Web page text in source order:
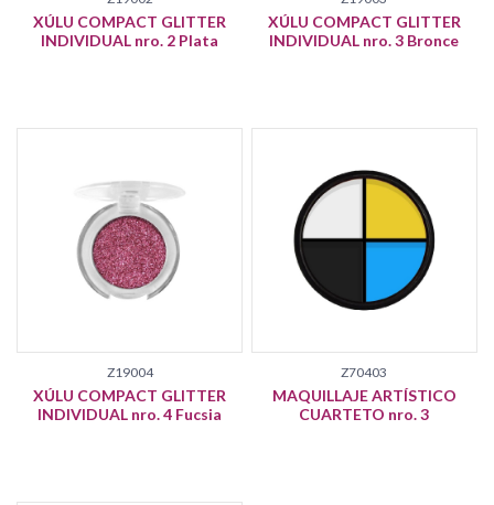
XÚLU COMPACT GLITTER
INDIVIDUAL nro. 2 Plata
XÚLU COMPACT GLITTER
INDIVIDUAL nro. 3 Bronce
Z19004
XÚLU COMPACT GLITTER
INDIVIDUAL nro. 4 Fucsia
Z70403
MAQUILLAJE ARTÍSTICO
CUARTETO nro. 3